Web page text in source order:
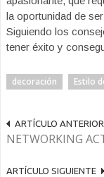
la oportunidad de
Siguiendo los
tener éxito y
decoración Estilo
ARTÍCULO ANTERIOR
NETWORKING
ARTÍCULO SIGUIENTE